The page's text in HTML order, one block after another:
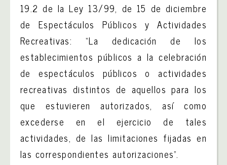
19.2 de la Ley 13/99, de 15 de diciembre
de Espectáculos Públicos y Actividades
Recreativas: “La dedicación de los
establecimientos públicos a la celebración
de espectáculos públicos o actividades
recreativas distintos de aquellos para los
que estuvieren autorizados, así como
excederse en el ejercicio de tales
actividades, de las limitaciones fijadas en
las correspondientes autorizaciones”.